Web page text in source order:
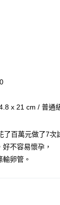
上)免運費
以上)免運費
以上)免運費
x 21 cm / 普通
百萬元做了7次
不容易懷孕，
卵管。